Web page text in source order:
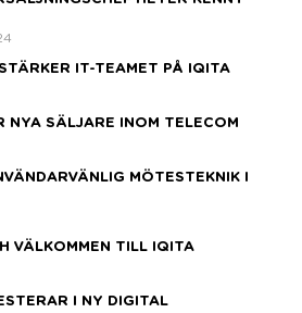
IT-TEAMET PÅ IQITA
NYA SÄLJARE INOM TELECOM
MÖTESTEKNIK I
VÄLKOMMEN TILL IQITA
I NY DIGITAL